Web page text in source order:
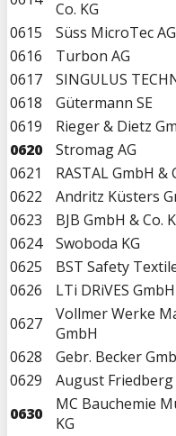
Co. KG
0615
Süss MicroTec AG
0616
Turbon AG
0617
SINGULUS
0618
Gütermann SE
0619
Rieger & Dietz
0620
Stromag AG
0621
RASTAL GmbH &
0622
Andritz Küsters
0623
BJB GmbH & Co.
0624
Swoboda KG
0625
BST Safety
0626
LTi DRiVES GmbH
0627
Vollmer Werke
GmbH
0628
Gebr. Becker
0629
August Friedberg
0630
MC Bauchemie
KG